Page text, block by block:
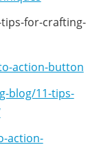
for-crafting-
action-button
blog/11-tips-
action-